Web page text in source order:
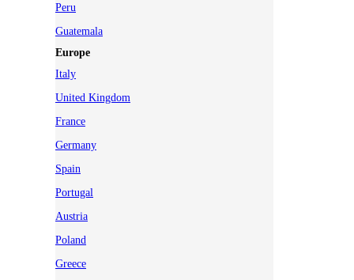
Peru
Guatemala
Europe
Italy
United Kingdom
France
Germany
Spain
Portugal
Austria
Poland
Greece